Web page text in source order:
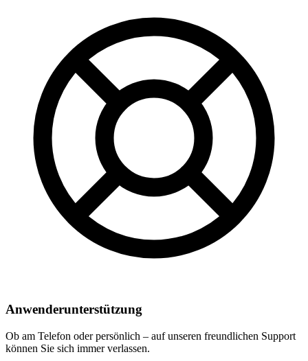
Anwenderunterstützung
Ob am Telefon oder persönlich – auf unseren freundlichen Support
können Sie sich immer verlassen.